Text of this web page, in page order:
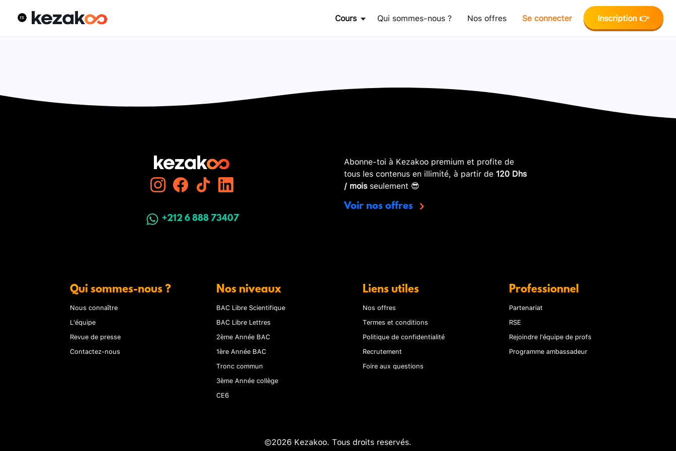
Cours Qui sommes-nous ? Nos offres Se connecter Inscription 👉
+212 6 888 73407
Abonne-toi à Kezakoo premium et profite de
tous les contenus en illimité, à partir de 120 Dhs
/ moisseulement 😎
Voir nos offres
Qui sommes-nous ?
Nous connaître
L'équipe
Revue de presse
Contactez-nous
Nos niveaux
BAC Libre Scientifique
BAC Libre Lettres
2ème Année BAC
1ère Année BAC
Tronc commun
3ème Année collège
CE6
Liens utiles
Nos offres
Termes et conditions
Politique de confidentialité
Recrutement
Foire aux questions
Professionnel
Partenariat
RSE
Rejoindre l'équipe de profs
Programme ambassadeur
©2026 Kezakoo. Tous droits reservés.